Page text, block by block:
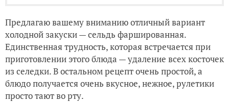
Предлагаю вашему вниманию отличный вариант
холодной закуски — сельдь фаршированная.
Единственная трудность, которая встречается при
приготовлении этого блюда — удаление всех косточек
из селедки. В остальном рецепт очень простой, а
блюдо получается очень вкусное, нежное, рулетики
просто тают во рту.